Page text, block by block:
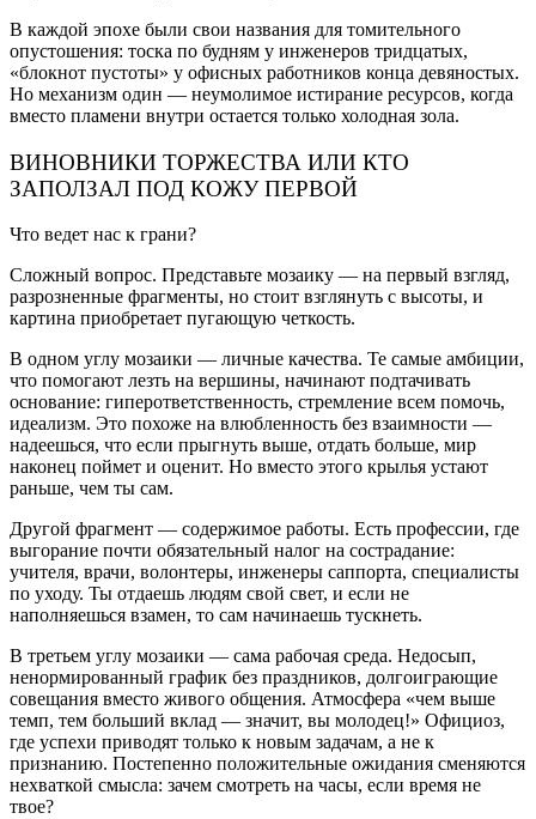
В каждой эпохе были свои названия для томительного
опустошения: тоска по будням у инженеров тридцатых,
«блокнот пустоты» у офисных работников конца девяностых.
Но механизм один — неумолимое истирание ресурсов, когда
вместо пламени внутри остается только холодная зола.
ВИНОВНИКИ ТОРЖЕСТВА ИЛИ КТО
ЗАПОЛЗАЛ ПОД КОЖУ ПЕРВОЙ
Что ведет нас к грани?
Сложный вопрос. Представьте мозаику — на первый взгляд,
разрозненные фрагменты, но стоит взглянуть с высоты, и
картина приобретает пугающую четкость.
В одном углу мозаики — личные качества. Те самые амбиции,
что помогают лезть на вершины, начинают подтачивать
основание: гиперответственность, стремление всем помочь,
идеализм. Это похоже на влюбленность без взаимности —
надеешься, что если прыгнуть выше, отдать больше, мир
наконец поймет и оценит. Но вместо этого крылья устают
раньше, чем ты сам.
Другой фрагмент — содержимое работы. Есть профессии, где
выгорание почти обязательный налог на сострадание:
учителя, врачи, волонтеры, инженеры саппорта, специалисты
по уходу. Ты отдаешь людям свой свет, и если не
наполняешься взамен, то сам начинаешь тускнеть.
В третьем углу мозаики — сама рабочая среда. Недосып,
ненормированный график без праздников, долгоиграющие
совещания вместо живого общения. Атмосфера «чем выше
темп, тем больший вклад — значит, вы молодец!» Официоз,
где успехи приводят только к новым задачам, а не к
признанию. Постепенно положительные ожидания сменяются
нехваткой смысла: зачем смотреть на часы, если время не
твое?